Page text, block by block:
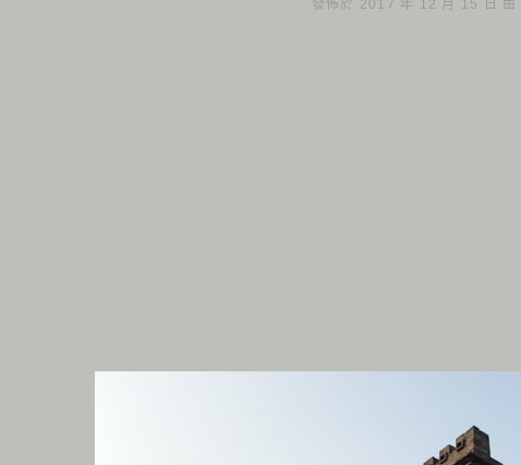
發佈於 2017 年 12 月 15 日 由